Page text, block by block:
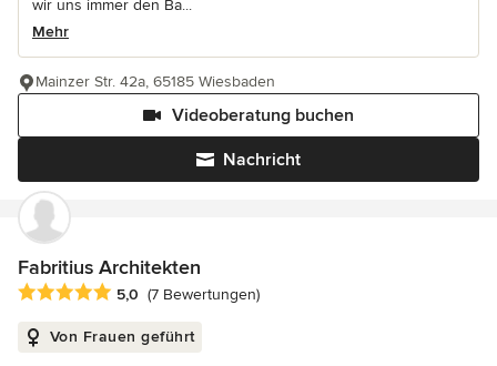
wir uns immer den Ba...
Mehr
Nachricht
Videoberatung buchen
Mainzer Str. 42a, 65185 Wiesbaden
Fabritius Architekten
Durchschnittliche Bewertung: 5 von 5 Sternen
5,0 (7 Bewertungen)
Von Frauen geführt